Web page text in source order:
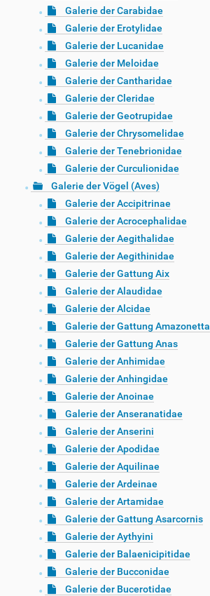
Galerie der Carabidae
Galerie der Erotylidae
Galerie der Lucanidae
Galerie der Meloidae
Galerie der Cantharidae
Galerie der Cleridae
Galerie der Geotrupidae
Galerie der Chrysomelidae
Galerie der Tenebrionidae
Galerie der Curculionidae
Galerie der Vögel (Aves)
Galerie der Accipitrinae
Galerie der Acrocephalidae
Galerie der Aegithalidae
Galerie der Aegithinidae
Galerie der Gattung Aix
Galerie der Alaudidae
Galerie der Alcidae
Galerie der Gattung Amazonetta
Galerie der Gattung Anas
Galerie der Anhimidae
Galerie der Anhingidae
Galerie der Anoinae
Galerie der Anseranatidae
Galerie der Anserini
Galerie der Apodidae
Galerie der Aquilinae
Galerie der Ardeinae
Galerie der Artamidae
Galerie der Gattung Asarcornis
Galerie der Aythyini
Galerie der Balaenicipitidae
Galerie der Bucconidae
Galerie der Bucerotidae